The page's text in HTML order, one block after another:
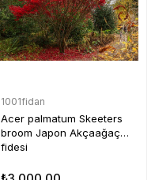
1001fidan
Acer palmatum Skeeters
broom Japon Akçaağaç
fidesi